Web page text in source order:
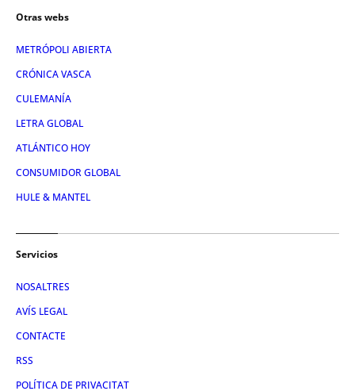
Otras webs
METRÓPOLI ABIERTA
CRÓNICA VASCA
CULEMANÍA
LETRA GLOBAL
ATLÁNTICO HOY
CONSUMIDOR GLOBAL
HULE & MANTEL
Servicios
NOSALTRES
AVÍS LEGAL
CONTACTE
RSS
POLÍTICA DE PRIVACITAT